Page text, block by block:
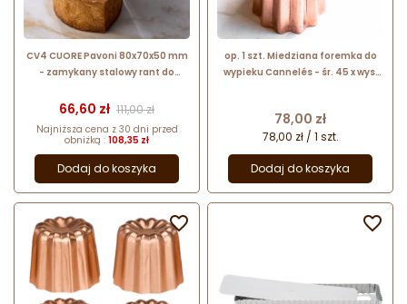
CV4 CUORE Pavoni 80x70x50 mm
- zamykany stalowy rant do
croissantów - serce
Cena
66,60 zł Cena podstawowa
111,00 zł
Najniższa cena z 30 dni przed
obniżką : 108,35 zł
Dodaj do koszyka
op. 1 szt. Miedziana foremka do
wypieku Cannelés - śr. 45 x wys.
Cena
78,00 zł
78,00 zł / 1 szt.
Dodaj do koszyka
 